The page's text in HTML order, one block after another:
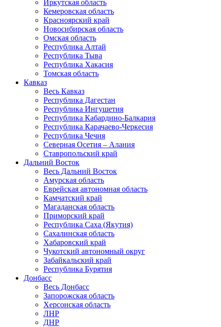
Иркутская область
Кемеровская область
Красноярский край
Новосибирская область
Омская область
Республика Алтай
Республика Тыва
Республика Хакасия
Томская область
Кавказ
Весь Кавказ
Республика Дагестан
Республика Ингушетия
Республика Кабардино-Балкария
Республика Карачаево-Черкесия
Республика Чечня
Северная Осетия – Алания
Ставропольский край
Дальний Восток
Весь Дальний Восток
Амурская область
Еврейская автономная область
Камчатский край
Магаданская область
Приморский край
Республика Саха (Якутия)
Сахалинская область
Хабаровский край
Чукотский автономный округ
Забайкальский край
Республика Бурятия
Донбасс
Весь Донбасс
Запорожская область
Херсонская область
ЛНР
ДНР